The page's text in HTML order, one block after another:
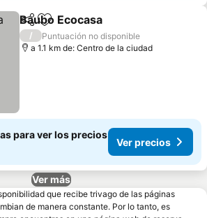
CompartirAñadir a favoritos
Baubo Ecocasa
/
Puntuación no disponible
a 1.1 km de: Centro de la ciudad
para ver los precios
Ver precios
Ver más
que recibe trivago de las páginas
de manera constante. Por lo tanto, es